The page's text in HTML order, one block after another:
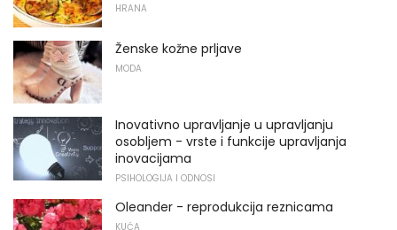
HRANA
Ženske kožne prljave
MODA
Inovativno upravljanje u upravljanju
osobljem - vrste i funkcije upravljanja
inovacijama
PSIHOLOGIJA I ODNOSI
Oleander - reprodukcija reznicama
KUĆA